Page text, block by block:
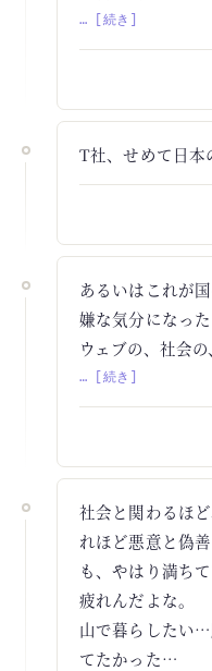
… [続き]
T社、せめて日本
あるいはこれが
嫌な気分になった
ウェブの、社会
… [続き]
社会と関わるほ
れほど悪意と偽
も、やはり満ちて
疲れんだよな。
山で暮らしたい
てたかった…